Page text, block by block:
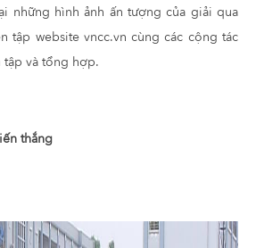
những hình ảnh ấn tượng của giải qua
tập website vncc.vn cùng các cộng tác
và tổng hợp.
thắng